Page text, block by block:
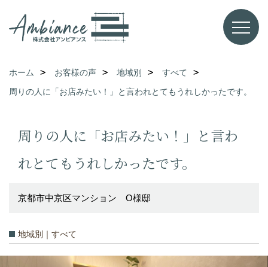
ホーム お客様の声 地域別
すべて
周りの人に「お店みたい！」と言われとてもうれしかったです。
周りの人に「お店みたい！」と言わ
れとてもうれしかったです。
京都市中京区マンション O様邸
地域別｜すべて